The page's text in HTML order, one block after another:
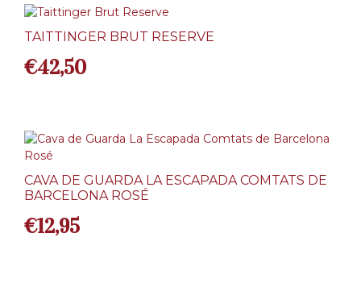
TAITTINGER BRUT RESERVE
€42,50
CAVA DE GUARDA LA ESCAPADA COMTATS DE
BARCELONA ROSÉ
€12,95